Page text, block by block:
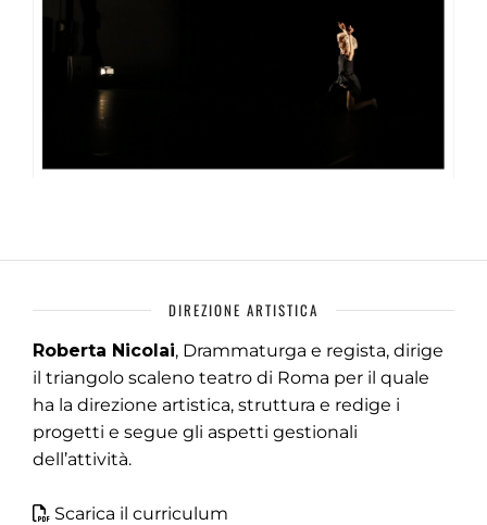
DIREZIONE ARTISTICA
Roberta Nicolai, Drammaturga e regista, dirige
il triangolo scaleno teatro di Roma per il quale
ha la direzione artistica, struttura e redige i
progetti e segue gli aspetti gestionali
dell’attività.
Scarica il curriculum